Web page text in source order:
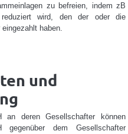
zu befreien, indem zB
wird, den der oder die
haben.
und
an deren Gesellschafter können
gegenüber dem Gesellschafter